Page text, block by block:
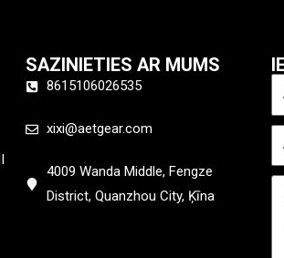
SAZINIETIES AR MUMS
8615106026535
xixi@aetgear.com
4009 Wanda Middle, Fengze
District, Quanzhou City, Ķīna